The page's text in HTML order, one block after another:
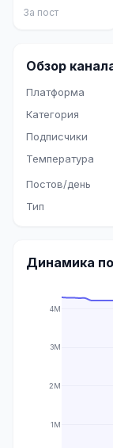
За пост
Обзор
Платформа
Категория
Подписчики
Температура
Постов/день
Тип
Динамика
1M
2M
3M
4M